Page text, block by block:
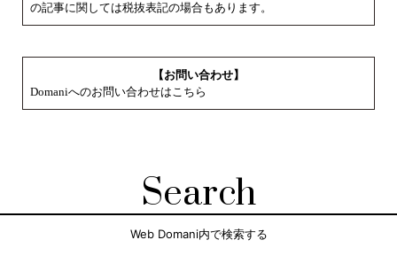
の記事に関しては税抜表記の場合もあります。
【お問い合わせ】
Domaniへのお問い合わせはこちら
Search
Web Domani内で検索する